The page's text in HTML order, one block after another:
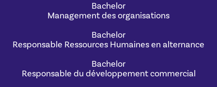
Bachelor
Management des organisations
Bachelor
Responsable Ressources Humaines en alternance
Bachelor
Responsable du développement commercial